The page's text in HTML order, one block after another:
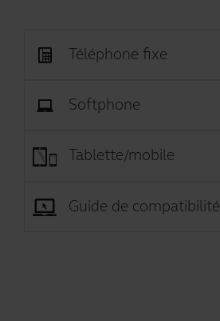
Téléphone fixe
Softphone
Tablette/mobile
Guide de compatibilité